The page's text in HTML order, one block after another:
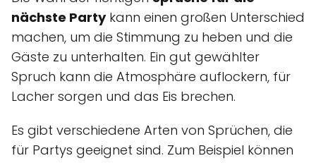
nächste Partykann einen großen Unterschied
machen, um die Stimmung zu heben und die
Gäste zu unterhalten. Ein gut gewählter
Spruch kann die Atmosphäre auflockern, für
Lacher sorgen und das Eis brechen.
Es gibt verschiedene Arten von Sprüchen, die
für Partys geeignet sind. Zum Beispiel können